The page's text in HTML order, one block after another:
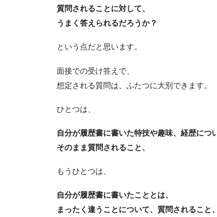
質問されることに対して、
うまく答えられるだろうか？
という点だと思います。
面接での受け答えで、
想定される質問は、ふたつに大別できます。
ひとつは、
自分が履歴書に書いた特技や趣味、経歴につ
そのまま質問されること、
もうひとつは、
自分が履歴書に書いたこととは、
まったく違うことについて、質問されること、